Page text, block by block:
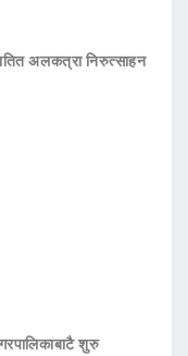
अलकत्रा निरुत्साहन
शुरु